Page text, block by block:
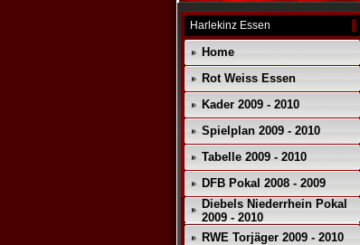
Harlekinz Essen
Home
Rot Weiss Essen
Kader 2009 - 2010
Spielplan 2009 - 2010
Tabelle 2009 - 2010
DFB Pokal 2008 - 2009
Diebels Niederrhein Pokal
2009 - 2010
RWE Torjäger 2009 - 2010